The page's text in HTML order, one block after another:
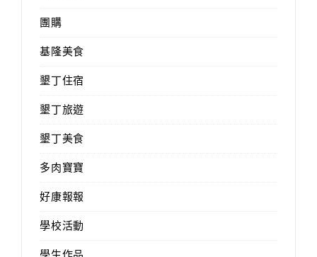
團購
基隆美食
墾丁住宿
墾丁旅遊
墾丁美食
多肉寶寶
好康報報
學校活動